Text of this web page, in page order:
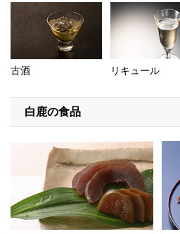
古酒 リキュール
白鹿の食品